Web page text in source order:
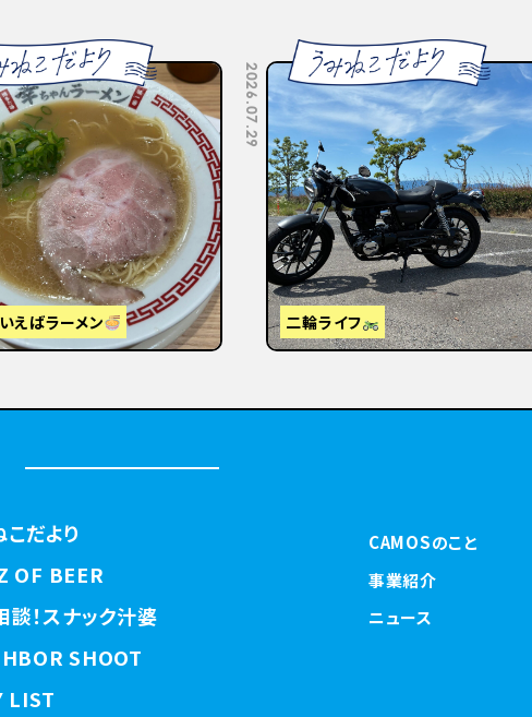
察】東京から大阪・京都へ
2026.07.10
はじめまして
だより
OF BEER
談！スナック汁婆
SHOOT
LIST
CAMOSのこと
事業紹介
ニュース